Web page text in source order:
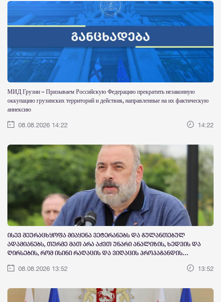
МИД Грузии – Призываем Российскую Федерацию прекратить незаконную
оккупацию грузинских территорий и действия, направленные на их фактическую
аннексию
08.08.2026 14:22 14:22
ისევ შეურაცხყოფა მიაყენა ვეტერანებს და გულანთებულ
ადამიანებს, თურმე მათ არა აქვთ უნარი ანალიზის, ხედვის და
ღირსების, რომ ისინი რაღაცის და ვიღაცის პროპაგანდის
08.08.2026 13:52 13:52